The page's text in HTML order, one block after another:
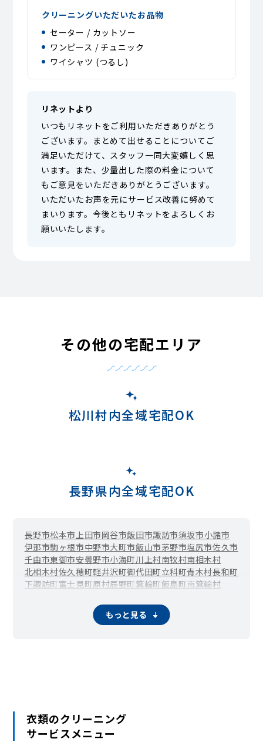
クリーニングいただいたお品物
セーター / カットソー
ワンピース / チュニック
ワイシャツ (つるし)
リネットより
いつもリネットをご利用いただきありがとう
ございます。まとめて出せることについてご
満足いただけて、スタッフ一同大変嬉しく思
います。また、少量出した際の料金について
もご意見をいただきありがとうございます。
いただいたお声を元にサービス改善に努めて
まいります。今後ともリネットをよろしくお
願いいたします。
その他の宅配エリア
松川村内全域宅配OK
長野県内全域宅配OK
長野市松本市 上田市岡谷市飯田市諏訪市須坂市小諸市
伊那市駒ヶ根市中野市大町市飯山市茅野市塩尻市佐久市
千曲市東御市安曇野市小海町川上村南牧村南相木村
北相木村佐久穂町軽井沢町御代田町立科町青木村長和町
下諏訪町富士見町原村辰野町箕輪町飯島町南箕輪村
天龍村泰阜村喬木村豊丘村
王滝村大桑村木曽町 麻績村
もっと見る
衣類のクリーニング
サービスメニュー